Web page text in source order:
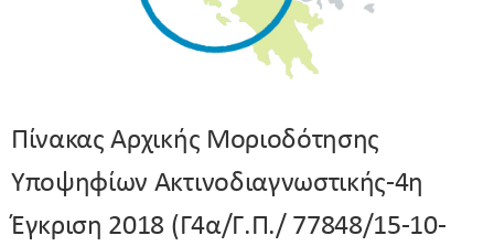
Πίνακας Αρχικής Μοριοδότησης
Υποψηφίων Ακτινοδιαγνωστικής-4η
Έγκριση 2018 (Γ4α/Γ.Π./ 77848/15-10-